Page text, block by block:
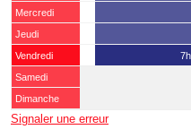
Mercredi
Jeudi
Vendredi
Samedi
Dimanche
Signaler une erreur